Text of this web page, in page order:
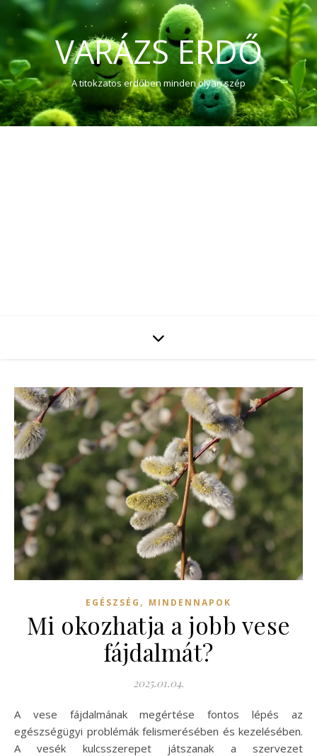
VARÁZS ERDŐ
A titokzatos erdőben minden olyan szép
EGÉSZSÉG , MINDENNAPOK
Mi okozhatja a jobb vese
fájdalmát?
2025.01.04.
A vese fájdalmának megértése fontos lépés az
egészségügyi problémák felismerésében és kezelésében.
A vesék kulcsszerepet játszanak a szervezet